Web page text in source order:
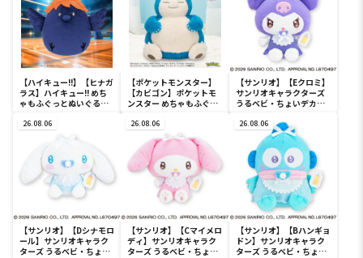
【ハイキュー!!】【ヒナガ
ラス】ハイキュー!! めち
ゃもふぐっとぬいぐるみ
【ポケットモンスター】
【カビゴン】ポケットモ
ンスター めちゃもふぐっ
ぐるみ～カビゴン～
【サンリオ】【Eクロミ】
サンリオキャラクターズ
うるベビ・ちょいデカド
26.08.06
【サンリオ】【Dシナモロ
ール】サンリオキャラク
ターズ うるベビ・ちょい
26.08.06
【サンリオ】【Cマイメロ
ディ】サンリオキャラク
ターズ うるベビ・ちょい
26.08.06
【サンリオ】【Bハンギョ
ドン】サンリオキャラク
ターズ うるベビ・ちょい